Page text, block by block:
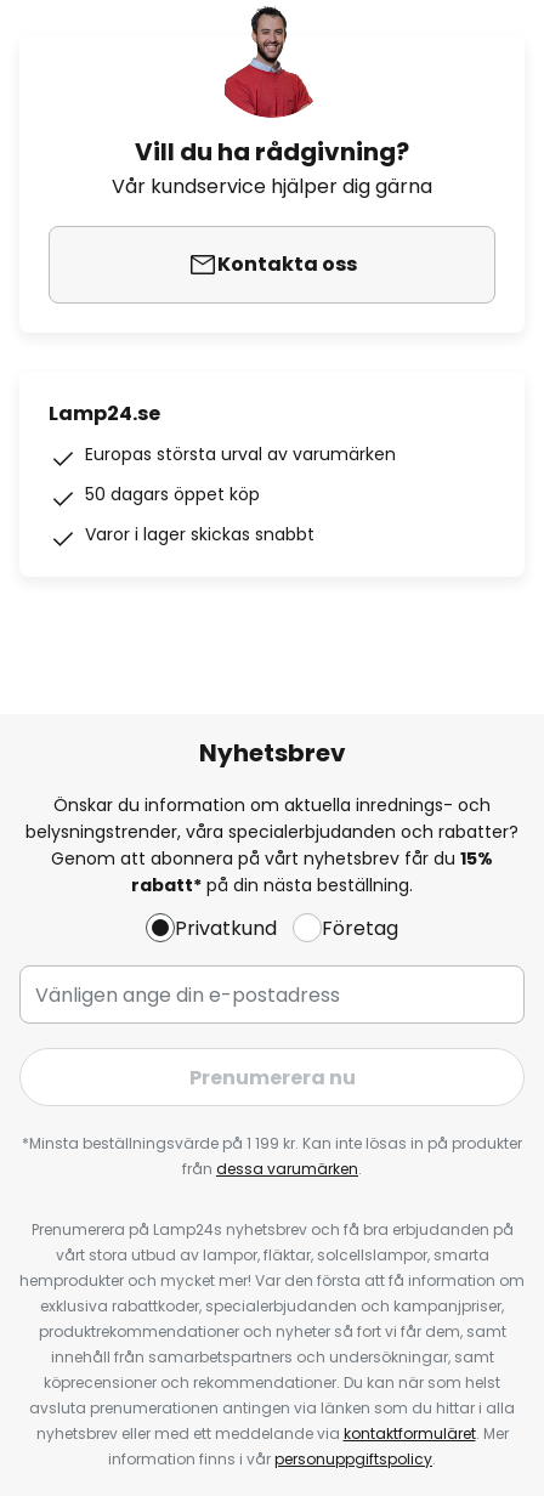
Vill du ha rådgivning?
Vår kundservice hjälper dig gärna
Kontakta oss
Lamp24.se
Europas största urval av varumärken
50 dagars öppet köp
Varor i lager skickas snabbt
Nyhetsbrev
Önskar du information om aktuella inrednings- och
belysningstrender, våra specialerbjudanden och rabatter?
Genom att abonnera på vårt nyhetsbrev får du 15%
rabatt* på din nästa beställning.
Privatkund Företag
Prenumerera nu
*Minsta beställningsvärde på 1 199 kr. Kan inte lösas in på produkter
från dessa varumärken.
Prenumerera på Lamp24s nyhetsbrev och få bra erbjudanden på
vårt stora utbud av lampor, fläktar, solcellslampor, smarta
hemprodukter och mycket mer! Var den första att få information om
exklusiva rabattkoder, specialerbjudanden och kampanjpriser,
produktrekommendationer och nyheter så fort vi får dem, samt
innehåll från samarbetspartners och undersökningar, samt
köprecensioner och rekommendationer. Du kan när som helst
avsluta prenumerationen antingen via länken som du hittar i alla
nyhetsbrev eller med ett meddelande via kontaktformuläret. Mer
information finns i vårpersonuppgiftspolicy.